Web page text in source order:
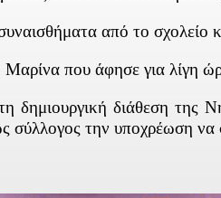
από το
που άφησε για λίγη
δημιουργική διάθεση
σύλλογος την υποχρέωση